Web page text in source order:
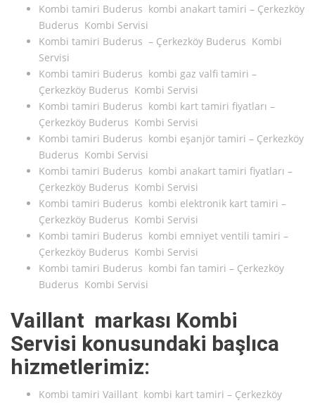
Kombi tamiri Buderus kombi anakart tamiri – Çerkezköy
Buderus Kombi Servisi
Kombi tamiri Buderus – Çerkezköy Buderus Kombi
Servisi
Kombi tamiri Buderus kombi gaz valfi tamiri –
Çerkezköy Buderus Kombi Servisi
Kombi tamiri Buderus kombi kart tamiri fiyatları –
Çerkezköy Buderus Kombi Servisi
Kombi tamiri Buderus kombi eşanjör tamiri – Çerkezköy
Buderus Kombi Servisi
Kombi tamiri Buderus kombi anakart tamiri fiyatları –
Çerkezköy Buderus Kombi Servisi
Kombi tamiri Buderus kombi elektronik kart tamiri –
Çerkezköy Buderus Kombi Servisi
Kombi tamiri Buderus kombi emniyet ventili tamiri –
Çerkezköy Buderus Kombi Servisi
Kombi tamiri Buderus kombi fan tamiri – Çerkezköy
Buderus Kombi Servisi
Vaillant markası Kombi
Servisi konusundaki başlıca
hizmetlerimiz:
Kombi tamiri Vaillant kombi kart tamiri – Çerkezköy